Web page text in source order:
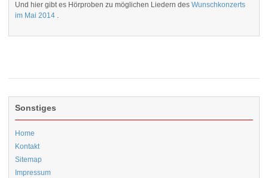
Und hier gibt es Hörproben zu möglichen Liedern des Wunschkonzerts
im Mai 2014 .
Sonstiges
Home
Kontakt
Sitemap
Impressum